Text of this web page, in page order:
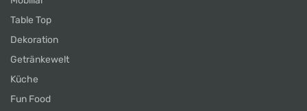
Table Top
Dekoration
Getränkewelt
Küche
Fun Food